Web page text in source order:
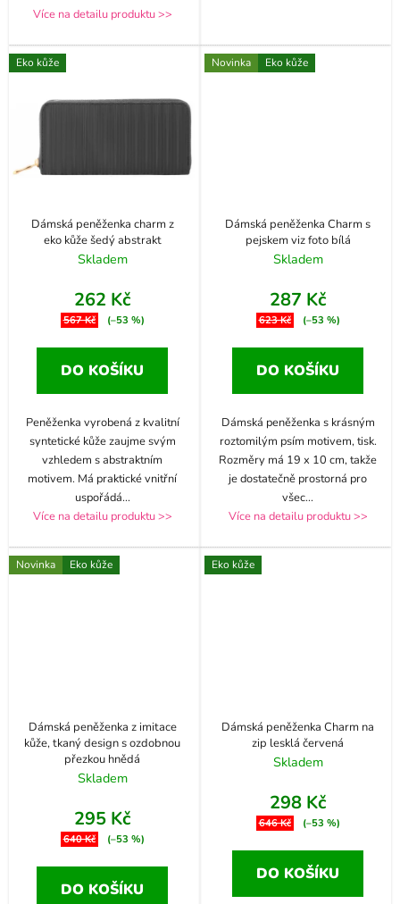
Více na detailu produktu >>
Eko kůže
Dámská peněženka charm z
eko kůže šedý abstrakt
Skladem
262 Kč
567 Kč (–53 %)
DO KOŠÍKU
Peněženka vyrobená z kvalitní
syntetické kůže zaujme svým
vzhledem s abstraktním
motivem. Má praktické vnitřní
uspořádá...
Více na detailu produktu >>
Novinka Eko kůže
Dámská peněženka Charm s
pejskem viz foto bílá
Skladem
287 Kč
623 Kč (–53 %)
DO KOŠÍKU
Dámská peněženka s krásným
roztomilým psím motivem, tisk.
Rozměry má 19 x 10 cm, takže
je dostatečně prostorná pro
všec...
Více na detailu produktu >>
Novinka Eko kůže
Dámská peněženka z imitace
kůže, tkaný design s ozdobnou
přezkou hnědá
Skladem
295 Kč
640 Kč (–53 %)
DO KOŠÍKU
Eko kůže
Dámská peněženka Charm na
zip lesklá červená
Skladem
298 Kč
646 Kč (–53 %)
DO KOŠÍKU